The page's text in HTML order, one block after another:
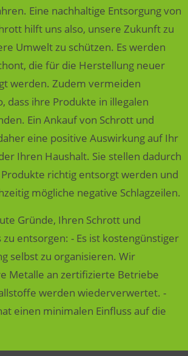
Eine nachhaltige Entsorgung von
hilft uns also, unsere Zukunft zu
Umwelt zu schützen. Es werden
die für die Herstellung neuer
werden. Zudem vermeiden
dass ihre Produkte in illegalen
Ein Ankauf von Schrott und
eine positive Auswirkung auf Ihr
Ihren Haushalt. Sie stellen dadurch
richtig entsorgt werden und
mögliche negative Schlagzeilen.
Gründe, Ihren Schrott und
entsorgen: - Es ist kostengünstiger
selbst zu organisieren. Wir
Metalle an zertifizierte Betriebe
werden wiederverwertet. -
einen minimalen Einfluss auf die